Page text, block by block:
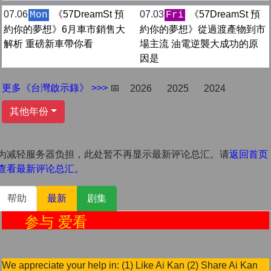
07.06 Mon
《57DreamSt 預
約你的夢想》6月車市銷售大
解析 重磅新車帶你看
07.03 Fri
《57DreamSt 預
約你的夢想》從過渡產物到市
場主流 油電逆襲大成功的原
因是
更多《台灣啟示錄》 >>> 📅 2026 2025 2024
其他年份
减轻服务器负担，此处暂不再显示最新评论总汇。请返回首页
看最新评论总汇。
帮助 最新 剧集
参与 爱看
We appreciate your help in: (1) Like Ai Kan (2) Share Ai Kan